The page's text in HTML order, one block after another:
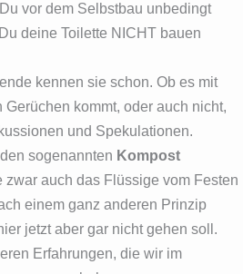
vor dem Selbstbau unbedingt
deine Toilette NICHT bauen
kennen sie schon. Ob es mit
kommt, oder auch nicht,
und Spekulationen.
sogenannten Kompost
zwar auch das Flüssige vom Festen
einem ganz anderen Prinzip
jetzt aber gar nicht gehen soll.
Erfahrungen, die wir im